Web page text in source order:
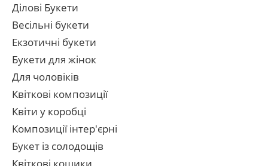
Ділові Букети
Весільні букети
Екзотичні букети
Букети для жінок
Для чоловіків
Квіткові композиції
Квіти у коробці
Композиції інтер'єрні
Букет із солодощів